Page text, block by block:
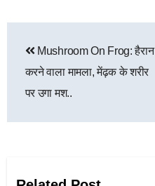
Mushroom On Frog: हैरान
करने वाला मामला, मेंढ़क के शरीर
पर उगा मश..